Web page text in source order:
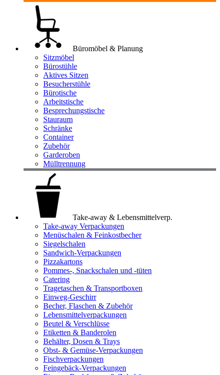
Büromöbel & Planung
Sitzmöbel
Bürostühle
Aktives Sitzen
Besucherstühle
Bürotische
Arbeitstische
Besprechungstische
Stauraum
Schränke
Container
Zubehör
Garderoben
Mülltrennung
Take-away & Lebensmittelverp.
Take-away Verpackungen
Menüschalen & Feinkostbecher
Siegelschalen
Sandwich-Verpackungen
Pizzakartons
Pommes-, Snackschalen und -tüten
Catering
Tragetaschen & Transportboxen
Einweg-Geschirr
Becher, Flaschen & Zubehör
Lebensmittelverpackungen
Beutel & Verschlüsse
Etiketten & Banderolen
Behälter, Dosen & Trays
Obst- & Gemüse-Verpackungen
Fischverpackungen
Feingebäck-Verpackungen